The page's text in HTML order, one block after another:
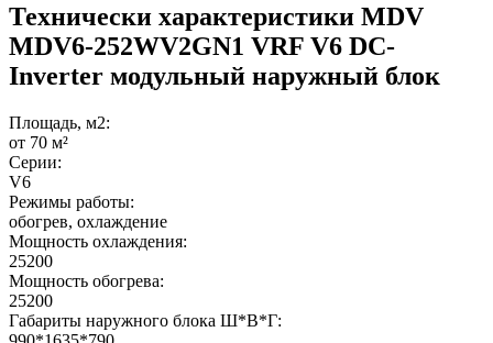
Технически характеристики MDV
MDV6-252WV2GN1 VRF V6 DC-
Inverter модульный наружный блок
Площадь, м2:
от 70 м²
Серии:
V6
Режимы работы:
обогрев, охлаждение
Мощность охлаждения:
25200
Мощность обогрева:
25200
Габариты наружного блока Ш*В*Г: